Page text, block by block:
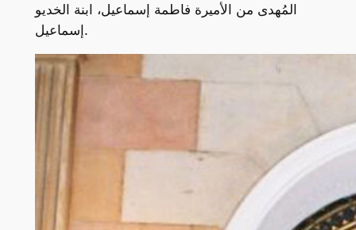
المُهدى من الأميرة فاطمة إسماعيل، ابنة الخديو
إسماعيل.